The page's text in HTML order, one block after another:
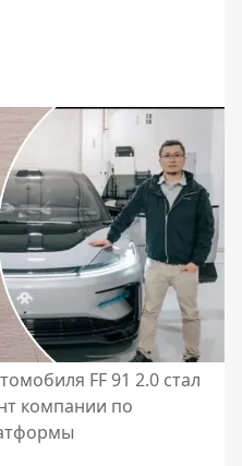
FF 91 2.0 стал
компании по